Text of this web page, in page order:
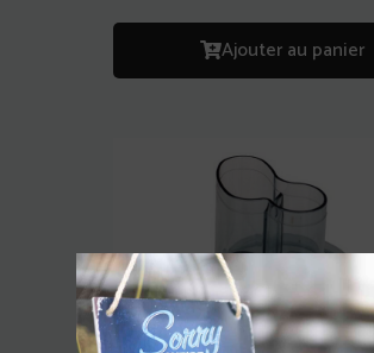
Ajouter au panier